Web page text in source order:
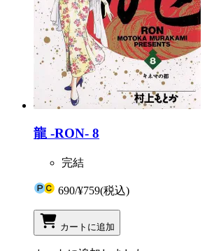
龍 -RON- 8
完結
690/¥759(税込)
カートに追加